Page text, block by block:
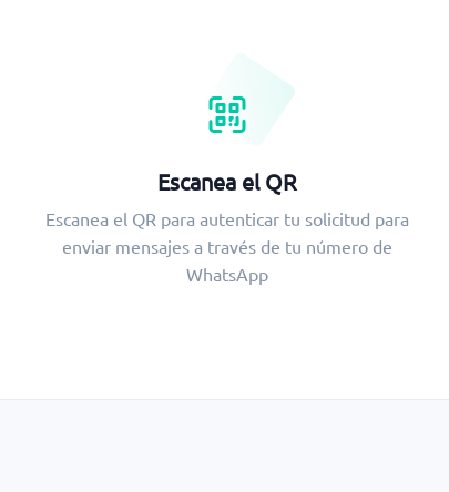
Escanea el QR
Escanea el QR para autenticar tu solicitud para
enviar mensajes a través de tu número de
WhatsApp